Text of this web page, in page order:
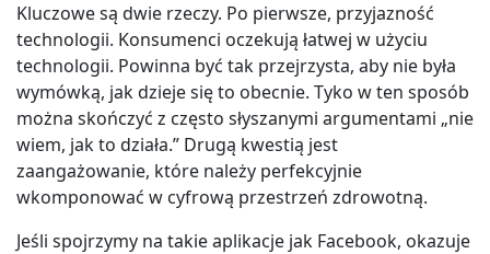
Kluczowe są dwie rzeczy. Po pierwsze, przyjazność
technologii. Konsumenci oczekują łatwej w użyciu
technologii. Powinna być tak przejrzysta, aby nie była
wymówką, jak dzieje się to obecnie. Tyko w ten sposób
można skończyć z często słyszanymi argumentami „nie
wiem, jak to działa.” Drugą kwestią jest
zaangażowanie, które należy perfekcyjnie
wkomponować w cyfrową przestrzeń zdrowotną.
Jeśli spojrzymy na takie aplikacje jak Facebook, okazuje